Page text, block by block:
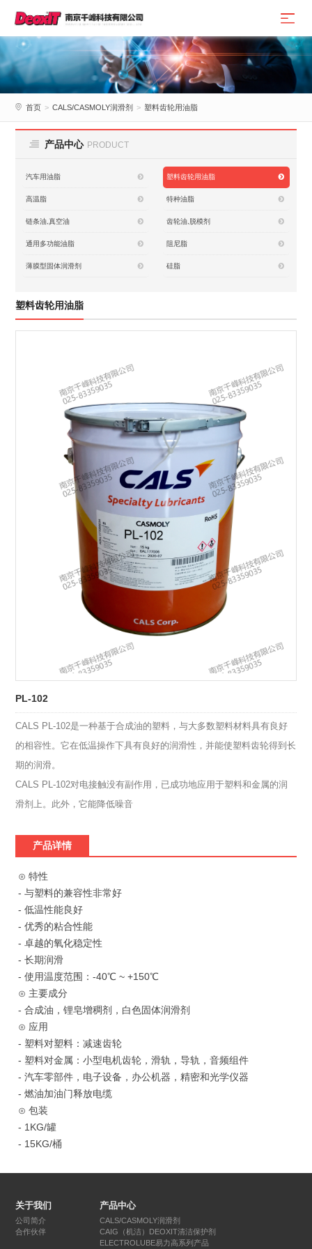
首页 > CALS/CASMOLY润滑剂 > 塑料齿轮用油脂
产品中心 PRODUCT
汽车用油脂 塑料齿轮用油脂
高温脂 特种油脂
链条油,真空油 齿轮油,脱模剂
通用多功能油脂 阻尼脂
薄膜型固体润滑剂 硅脂
塑料齿轮用油脂
PL-102
CALS PL-102是一种基于合成油的塑料，与大多数塑料材料具有良好
的相容性。它在低温操作下具有良好的润滑性，并能使塑料齿轮得到长
期的润滑。
CALS PL-102对电接触没有副作用，已成功地应用于塑料和金属的润
滑剂上。此外，它能降低噪音
产品详情
⊙ 特性
- 与塑料的兼容性非常好
- 低温性能良好
- 优秀的粘合性能
- 卓越的氧化稳定性
- 长期润滑
- 使用温度范围：-40℃ ~ +150℃
⊙ 主要成分
- 合成油，锂皂增稠剂，白色固体润滑剂
⊙ 应用
- 塑料对塑料：减速齿轮
- 塑料对金属：小型电机齿轮，滑轨，导轨，音频组件
- 汽车零部件，电子设备，办公机器，精密和光学仪器
- 燃油加油门释放电缆
⊙ 包装
- 1KG/罐
- 15KG/桶
关于我们
公司简介
合作伙伴
产品中心
CALS/CASMOLY润滑剂
CAIG（机洁）DEOXIT清洁保护剂
ELECTROLUBE易力高系列产品